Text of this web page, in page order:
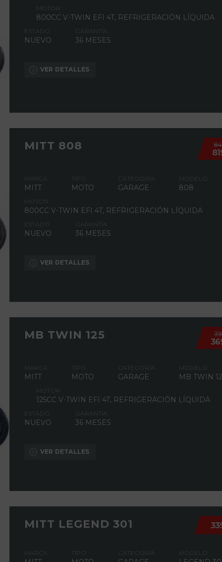
MOTOR
800CC V-TWIN EFI 4T, REFRIGERACIÓN LÍQUIDA
ESTADO
NUEVO
GARANTÍA
36 MESES
VER DETALLES
MITT 808
MARCA
MITT
TIPO
MOTO
CATEGORÍA
GARAGE
MODELO
808
MOTOR
800CC V-TWIN EFI 4T, REFRIGERACIÓN LÍQUIDA
ESTADO
NUEVO
GARANTÍA
36 MESES
VER DETALLES
MB TWIN 125
MARCA
MITT
TIPO
MOTO
CATEGORÍA
GARAGE
MODELO
MB TWIN
MOTOR
125CC V-TWIN EFI 4T, REFRIGERACIÓN LÍQUIDA
ESTADO
NUEVO
GARANTÍA
36 MESES
VER DETALLES
MITT LEGEND 301
MARCA TIPO CATEGORÍA MODELO